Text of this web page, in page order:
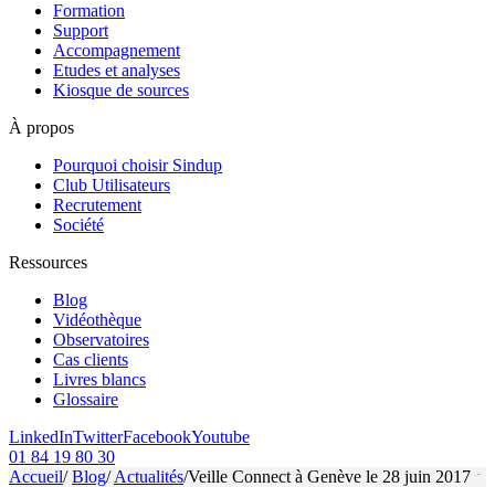
Formation
Support
Accompagnement
Etudes et analyses
Kiosque de sources
À propos
Pourquoi choisir Sindup
Club Utilisateurs
Recrutement
Société
Ressources
Blog
Vidéothèque
Observatoires
Cas clients
Livres blancs
Glossaire
LinkedInTwitterFacebookYoutube
01 84 19 80 30
Accueil/ Blog/ Actualités/Veille Connect à Genève le 28 juin 2017